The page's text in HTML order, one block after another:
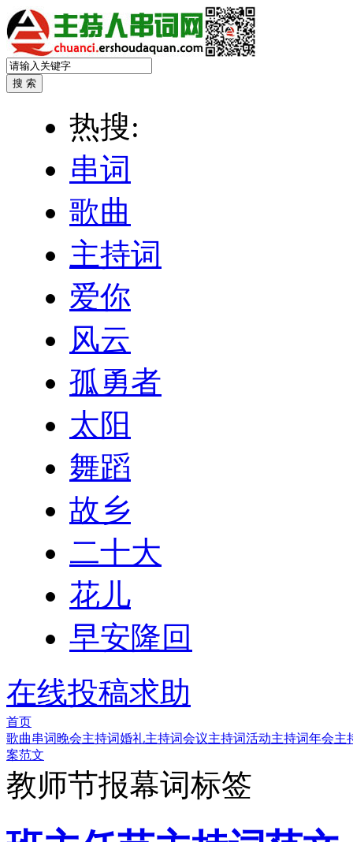
热搜:
串词
歌曲
主持词
爱你
风云
孤勇者
太阳
舞蹈
故乡
二十大
花儿
早安隆回
在线投稿求助
首页
歌曲串词晚会主持词婚礼主持词会议主持词活动主持词年会主
案范文
教师节报幕词标签